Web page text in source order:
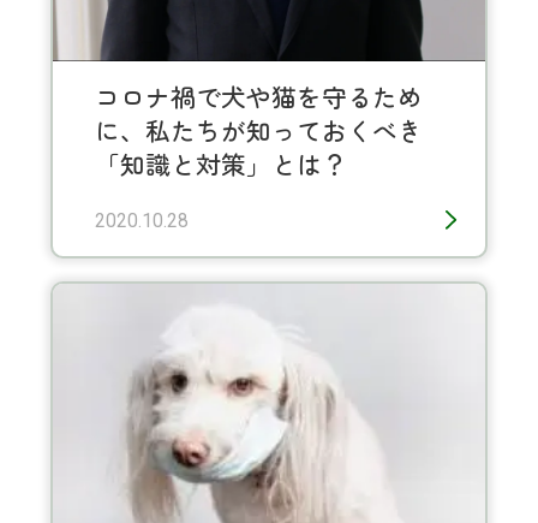
コロナ禍で犬や猫を守るため
に、私たちが知っておくべき
「知識と対策」とは？
2020.10.28